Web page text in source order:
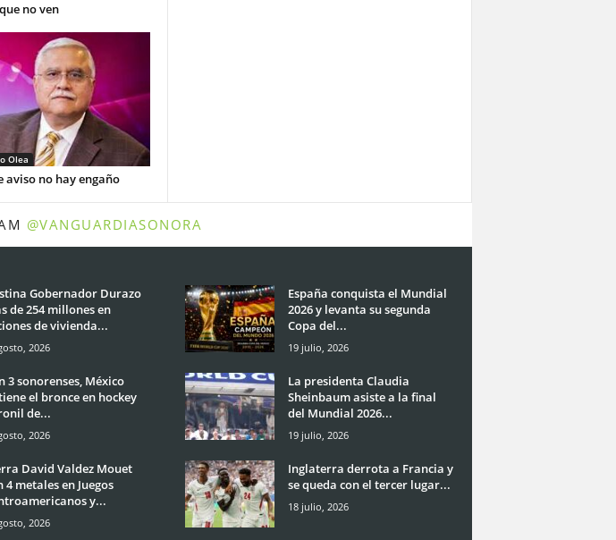
no ven
Olea
aviso no hay engaño
@VANGUARDIASONORA
Gobernador Durazo
de 254 millones en
de vivienda...
2026
3 sonorenses, México
el bronce en hockey
de...
2026
David Valdez Mouet
4 metales en Juegos
y...
2026
España conquista el Mundial
2026 y levanta su segunda
Copa del...
19 julio, 2026
La presidenta Claudia
Sheinbaum asiste a la final
del Mundial 2026...
19 julio, 2026
Inglaterra derrota a Francia y
se queda con el tercer lugar...
18 julio, 2026